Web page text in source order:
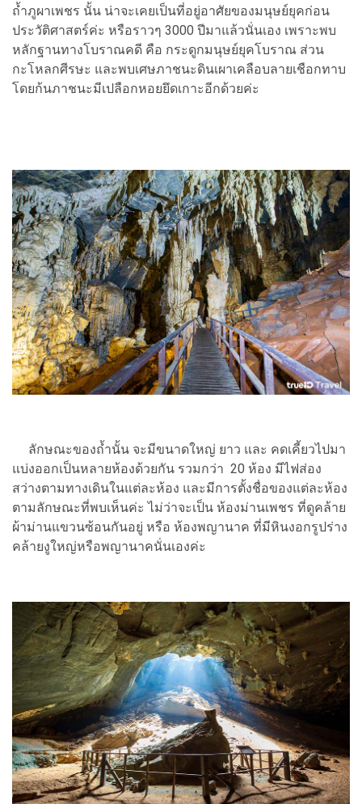
ถ้ำภูผาเพชร นั้น น่าจะเคยเป็นที่อยู่อาศัยของมนุษย์ยุคก่อน
ประวัติศาสตร์ค่ะ หรือราวๆ 3000 ปีมาแล้วนั่นเอง เพราะพบ
หลักฐานทางโบราณคดี คือ กระดูกมนุษย์ยุคโบราณ ส่วน
กะโหลกศีรษะ และพบเศษภาชนะดินเผาเคลือบลายเชือกทาบ
โดยก้นภาชนะมีเปลือกหอยยึดเกาะอีกด้วยค่ะ
ลักษณะของถ้ำนั้น จะมีขนาดใหญ่ ยาว และ คดเคี้ยวไปมา
แบ่งออกเป็นหลายห้องด้วยกัน รวมกว่า 20 ห้อง มีไฟส่อง
สว่างตามทางเดินในแต่ละห้อง และมีการตั้งชื่อของแต่ละห้อง
ตามลักษณะที่พบเห็นค่ะ ไม่ว่าจะเป็น ห้องม่านเพชร ที่ดูคล้าย
ผ้าม่านแขวนซ้อนกันอยู่ หรือ ห้องพญานาค ที่มีหินงอกรูปร่าง
คล้ายงูใหญ่หรือพญานาคนั่นเองค่ะ